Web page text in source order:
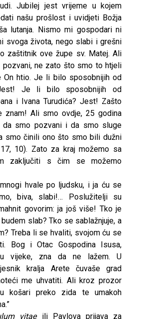
Jubilej jest vrijeme u kojem
našu prošlost i uvidjeti Božja
lutanja. Nismo mi gospodari ni
svoga života, nego slabi i grešni
zaštitnik ove župe sv. Matej. Ali
pozvani, ne zato što smo to htjeli
On htio. Je li bilo sposobnijih od
Je li bilo sposobnijih od
i Ivana Turudića? Jest! Zašto
znam! Ali smo ovdje, 25 godina
da smo pozvani i da smo sluge
smo činili ono što smo bili dužni
10). Zato za kraj možemo sa
zaključiti s čim se možemo
hvale po ljudsku, i ja ću se
biva, slabi!… Poslužitelji su
govorim: ja još više! Tko je
slab? Tko se sablažnjuje, a
Treba li se hvaliti, svojom ću se
Bog i Otac Gospodina Isusa,
u vijeke, zna da ne lažem. U
kralja Arete čuvaše grad
me uhvatiti. Ali kroz prozor
košari preko zida te umakoh
vitaeili Pavlova prijava za